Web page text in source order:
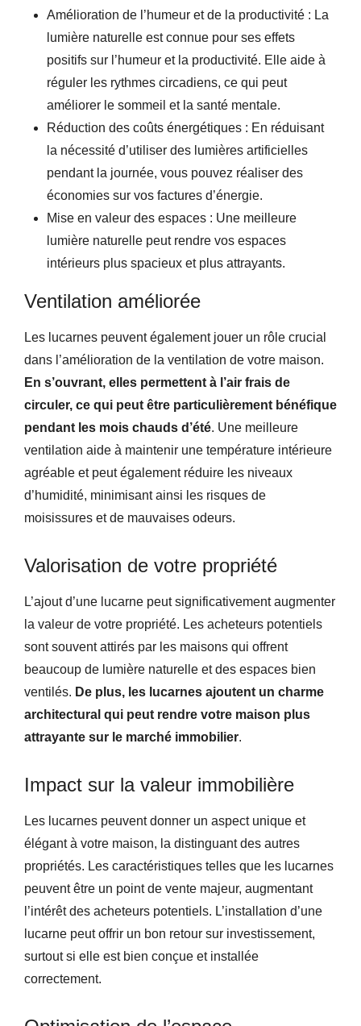
Amélioration de l’humeur et de la productivité : La
lumière naturelle est connue pour ses effets
positifs sur l’humeur et la productivité. Elle aide à
réguler les rythmes circadiens, ce qui peut
améliorer le sommeil et la santé mentale.
Réduction des coûts énergétiques : En réduisant
la nécessité d’utiliser des lumières artificielles
pendant la journée, vous pouvez réaliser des
économies sur vos factures d’énergie.
Mise en valeur des espaces : Une meilleure
lumière naturelle peut rendre vos espaces
intérieurs plus spacieux et plus attrayants.
Ventilation améliorée
Les lucarnes peuvent également jouer un rôle crucial
dans l’amélioration de la ventilation de votre maison.
En s’ouvrant, elles permettent à l’air frais de
circuler, ce qui peut être particulièrement bénéfique
pendant les mois chauds d’été. Une meilleure
ventilation aide à maintenir une température intérieure
agréable et peut également réduire les niveaux
d’humidité, minimisant ainsi les risques de
moisissures et de mauvaises odeurs.
Valorisation de votre propriété
L’ajout d’une lucarne peut significativement augmenter
la valeur de votre propriété. Les acheteurs potentiels
sont souvent attirés par les maisons qui offrent
beaucoup de lumière naturelle et des espaces bien
ventilés. De plus, les lucarnes ajoutent un charme
architectural qui peut rendre votre maison plus
attrayante sur le marché immobilier.
Impact sur la valeur immobilière
Les lucarnes peuvent donner un aspect unique et
élégant à votre maison, la distinguant des autres
propriétés. Les caractéristiques telles que les lucarnes
peuvent être un point de vente majeur, augmentant
l’intérêt des acheteurs potentiels. L’installation d’une
lucarne peut offrir un bon retour sur investissement,
surtout si elle est bien conçue et installée
correctement.